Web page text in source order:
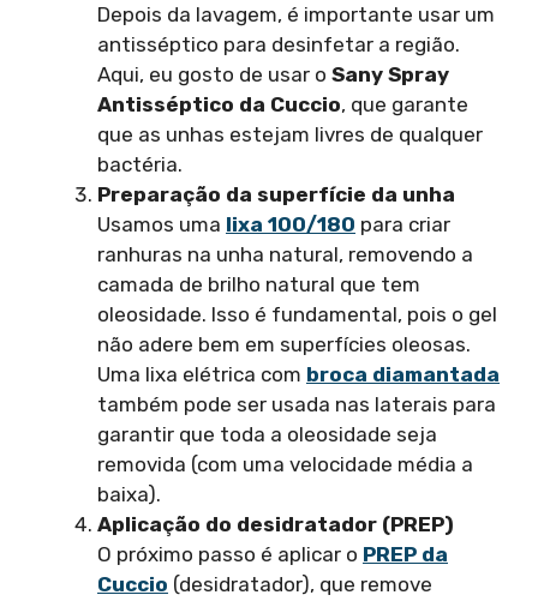
Depois da lavagem, é importante usar um
antisséptico para desinfetar a região.
Aqui, eu gosto de usar o Sany Spray
Antisséptico da Cuccio, que garante
que as unhas estejam livres de qualquer
bactéria.
Preparação da superfície da unha
Usamos uma lixa 100/180 para criar
ranhuras na unha natural, removendo a
camada de brilho natural que tem
oleosidade. Isso é fundamental, pois o gel
não adere bem em superfícies oleosas.
Uma lixa elétrica com broca diamantada
também pode ser usada nas laterais para
garantir que toda a oleosidade seja
removida (com uma velocidade média a
baixa).
Aplicação do desidratador (PREP)
O próximo passo é aplicar o PREP da
Cuccio (desidratador), que remove